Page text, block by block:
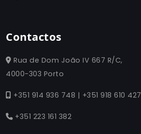
Contactos
Rua de Dom João IV 667 R/C,
4000-303 Porto
+351 914 936 748 | +351 918 610 427
+351 223 161 382